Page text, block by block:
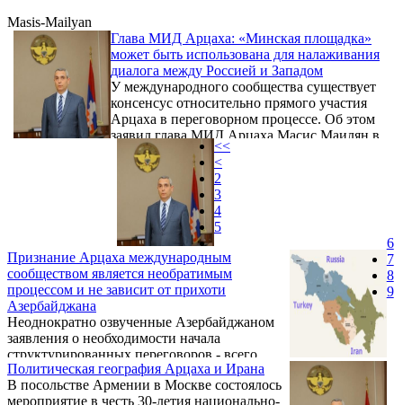
Masis-Mailyan
Глава МИД Арцаха: «Минская площадка»
может быть использована для налаживания
диалога между Россией и Западом
У международного сообщества существует
консенсус относительно прямого участия
Арцаха в переговорном процессе. Об этом
заявил глава МИД Арцаха Масис Маилян в
интервью dialogorg.ru.
Признание Арцаха международным
сообществом является необратимым
процессом и не зависит от прихоти
Азербайджана
Неоднократно озвученные Азербайджаном
заявления о необходимости начала
структурированных переговоров - всего
лишь уловка для затягивания процесса
урегулирования. Об этом в беседе с Tert.am
Политическая география Арцаха и Ирана
В посольстве Армении в Москве состоялось
мероприятие в честь 30-летия национально-
<<
<
2
3
4
5
6
7
8
9